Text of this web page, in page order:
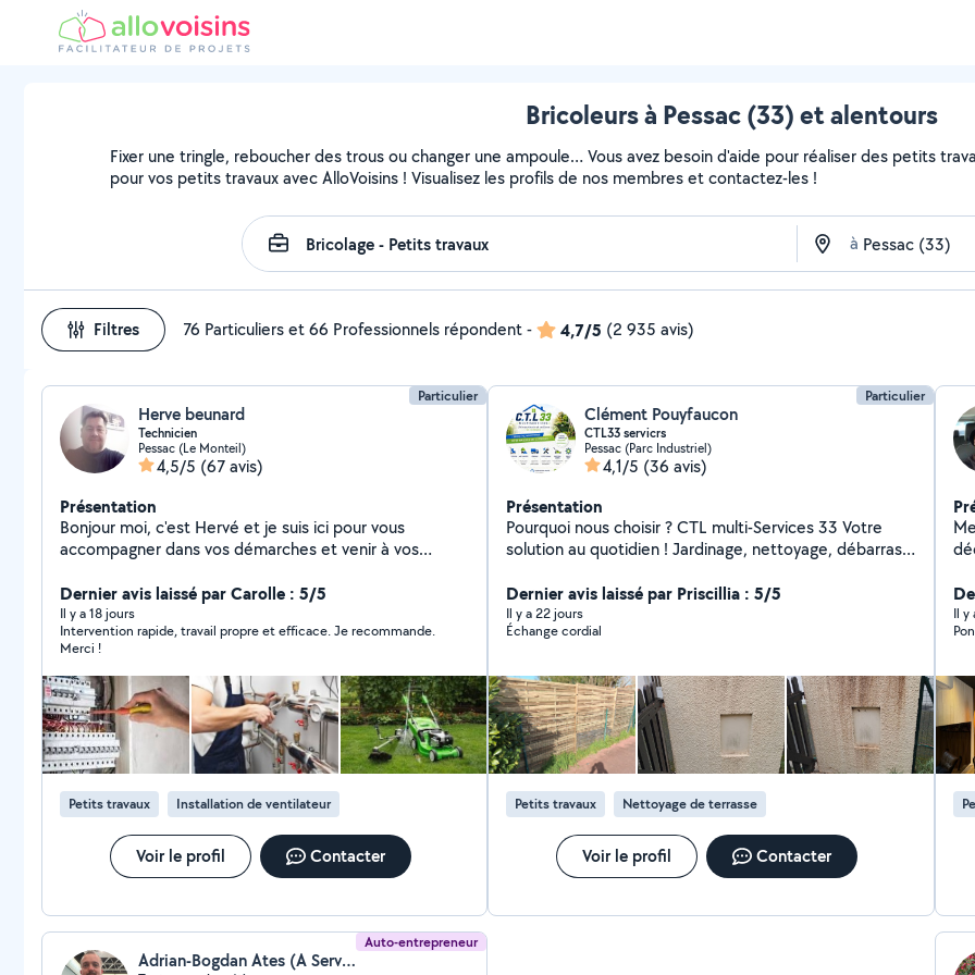
Bricoleurs à Pessac (33) et alentours
Fixer une tringle, reboucher des trous ou changer une ampoule… Vous avez besoin d'aide pour réaliser des petits
pour vos petits travaux avec AlloVoisins ! Visualisez les profils de nos membres et contactez-les !
à
Filtres 76 Particuliers et 66 Professionnels répondent- 4,7/5 (2 935 avis)
Particulier
Herve beunard
Technicien
Pessac (Le Monteil)
4,5/5 (67 avis)
Présentation
Bonjour moi, c'est Hervé et je suis ici pour vous
accompagner dans vos démarches et venir à vos
également électricien de métier. Bien cordialement
aux plaisirs de faire des choses pour vous
Dernier avis laissé par Carolle : 5/5
Il y a 18 jours
Intervention rapide, travail propre et efficace. Je recommande.
Merci !
Petits travaux Installation de ventilateur
Voir le profil Contacter
Particulier
Clément Pouyfaucon
CTL33 servicrs
Pessac (Parc Industriel)
4,1/5 (36 avis)
Présentation
Pourquoi nous choisir ? CTL multi-Services 33 Votre
solution au quotidien ! Jardinage, nettoyage, débarras
meuble ; plomberie etc.... Nous sommes là pour vous
simplifier la vie avec des services rapides, efficaces et
adaptés à vos besoins. Travail soigné et professionnel
compétitifs Zone d'intervention : Gironde
Dernier avis laissé par Priscillia : 5/5
Il y a 22 jours
Échange cordial
Petits travaux Nettoyage de terrasse
Voir le profil Contacter
-
de
Il y
Auto-entrepreneur
Adrian-Bogdan Ates (A Services)